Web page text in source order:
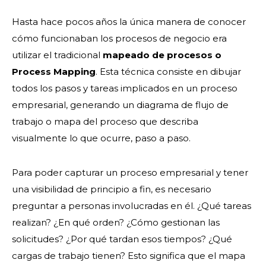
Hasta hace pocos años la única manera de conocer
cómo funcionaban los procesos de negocio era
utilizar el tradicional mapeado de procesos o
Process Mapping. Esta técnica consiste en dibujar
todos los pasos y tareas implicados en un proceso
empresarial, generando un diagrama de flujo de
trabajo o mapa del proceso que describa
visualmente lo que ocurre, paso a paso.
Para poder capturar un proceso empresarial y tener
una visibilidad de principio a fin, es necesario
preguntar a personas involucradas en él. ¿Qué tareas
realizan? ¿En qué orden? ¿Cómo gestionan las
solicitudes? ¿Por qué tardan esos tiempos? ¿Qué
cargas de trabajo tienen? Esto significa que el mapa